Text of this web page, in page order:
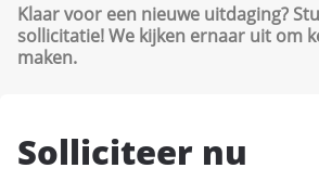
Klaar voor een nieuwe uitdaging?
sollicitatie! We kijken ernaar uit om
maken.
Solliciteer nu